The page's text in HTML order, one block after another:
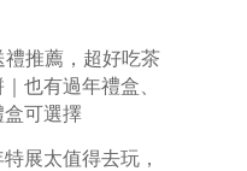
推薦，超好吃茶
也有過年禮盒、
可選擇
展太值得去玩，